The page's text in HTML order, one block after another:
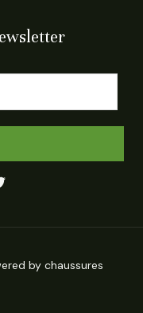
by chaussures